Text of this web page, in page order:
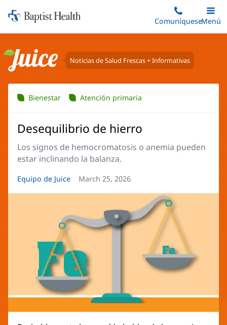
al
principal
Iniciar:
Baptist
ComuníqueseMenú
Juice Noticias de Salud Frescas + Informativas
Bienestar Atención primaria
Desequilibrio de hierro
Los signos de hemocromatosis o anemia pueden
estar inclinando la balanza.
Autor
Equipo de Juice
Fecha
March 25, 2026